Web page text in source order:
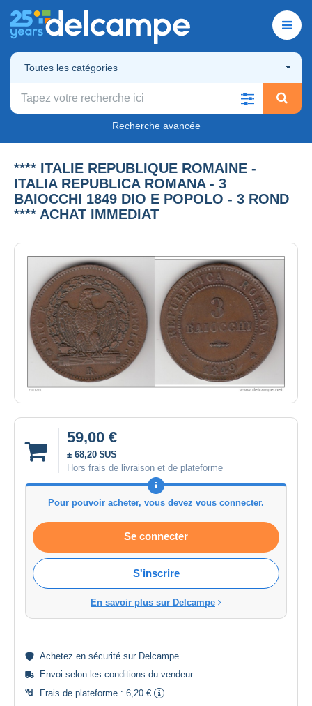
Toutes les catégories
Recherche avancée
**** ITALIE REPUBLIQUE ROMAINE -
ITALIA REPUBLICA ROMANA - 3
BAIOCCHI 1849 DIO E POPOLO - 3 ROND
**** ACHAT IMMEDIAT
59,00 €
± 68,20 $US
Hors frais de livraison et de plateforme
Pour pouvoir acheter, vous devez vous connecter.
Se connecter
S'inscrire
En savoir plus sur Delcampe
Achetez en sécurité sur Delcampe
Envoi selon les conditions du vendeur
Frais de plateforme : 6,20 €